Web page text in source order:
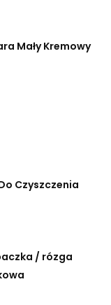
Mały Kremowy
Czyszczenia
/ rózga